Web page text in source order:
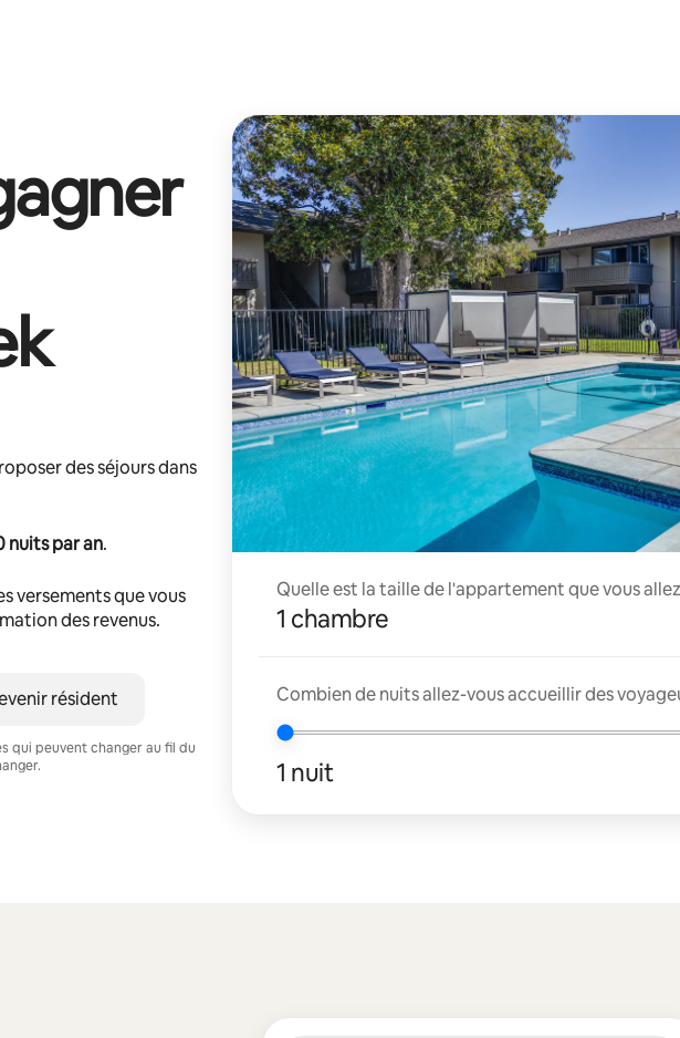
des séjours dans
nuits par an.
versements que vous
des revenus.
résident
qui peuvent changer au fil du
Quelle est la taille de l'appartement que vous
1 chambre
Combien de nuits allez-vous accueillir des
1 nuit